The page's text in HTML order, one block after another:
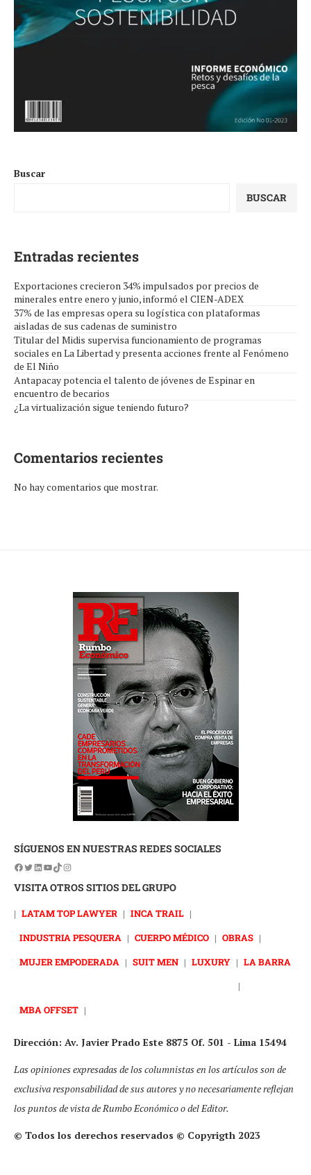
Buscar
BUSCAR
Entradas recientes
Exportaciones crecieron 34% impulsados por precios de
minerales entre enero y junio, informó el CIEN-ADEX
37% de las empresas opera su logística con plataformas
aisladas de sus cadenas de suministro
Titular del Midis supervisa funcionamiento de programas
sociales en La Libertad y presenta acciones frente al Fenómeno
de El Niño
Antapacay potencia el talento de jóvenes de Espinar en
encuentro de becarios
¿La virtualización sigue teniendo futuro?
Comentarios recientes
No hay comentarios que mostrar.
SÍGUENOS EN NUESTRAS REDES SOCIALES
VISITA OTROS SITIOS DEL GRUPO
| LATAM TOP LAWYER | INCA TRAIL |
INDUSTRIA PESQUERA | CUERPO MÉDICO | OBRAS |
MUJER EMPODERADA | SUIT MEN | LUXURY | LA BARRA
|
MBA OFFSET |
Dirección: Av. Javier Prado Este 8875 Of. 501 - Lima 15494
Las opiniones expresadas de los columnistas en los artículos son de
exclusiva responsabilidad de sus autores y no necesariamente reflejan
los puntos de vista de Rumbo Económico o del Editor.
© Todos los derechos reservados © Copyrigth 2023